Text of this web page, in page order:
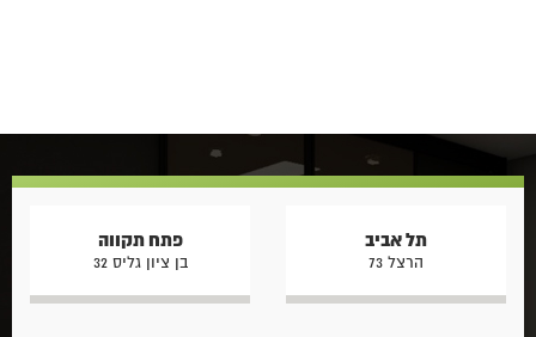
תל אביב
הרצל 73
פתח תקווה
בן ציון גליס 32